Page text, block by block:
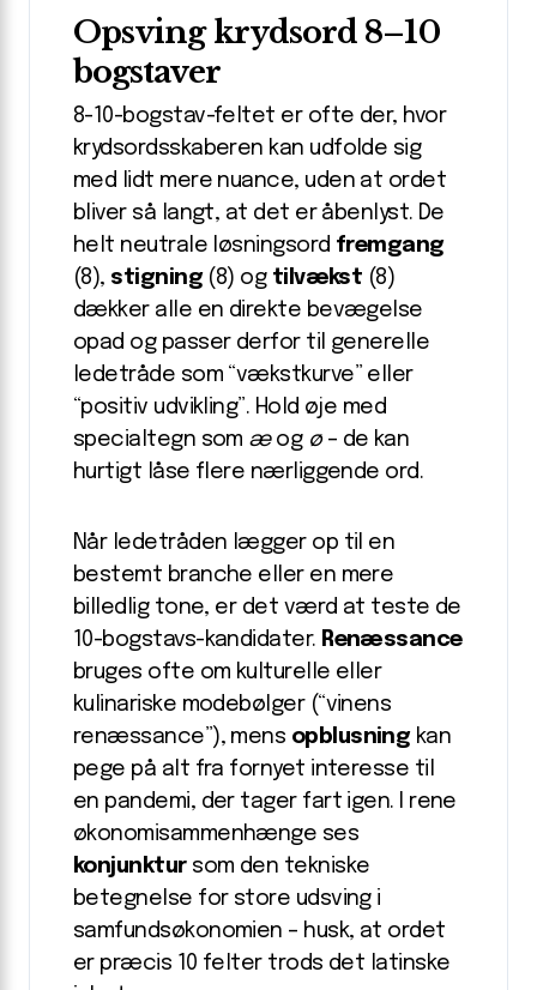
Opsving krydsord 8–10
bogstaver
8-10-bogstav-feltet er ofte der, hvor
krydsordsskaberen kan udfolde sig
med lidt mere nuance, uden at ordet
bliver så langt, at det er åbenlyst. De
helt neutrale løsningsord fremgang
(8), stigning(8) og tilvækst (8)
dækker alle en direkte bevægelse
opad og passer derfor til generelle
ledetråde som “vækstkurve” eller
“positiv udvikling”. Hold øje med
specialtegn som æog ø– de kan
hurtigt låse flere nærliggende ord.
Når ledetråden lægger op til en
bestemt branche eller en mere
billedlig tone, er det værd at teste de
10-bogstavs-kandidater. Renæssance
bruges ofte om kulturelle eller
kulinariske modebølger (“vinens
renæssance”), mens opblusningkan
pege på alt fra fornyet interesse til
en pandemi, der tager fart igen. I rene
økonomisammenhænge ses
konjunktursom den tekniske
betegnelse for store udsving i
samfundsøkonomien – husk, at ordet
er præcis 10 felter trods det latinske